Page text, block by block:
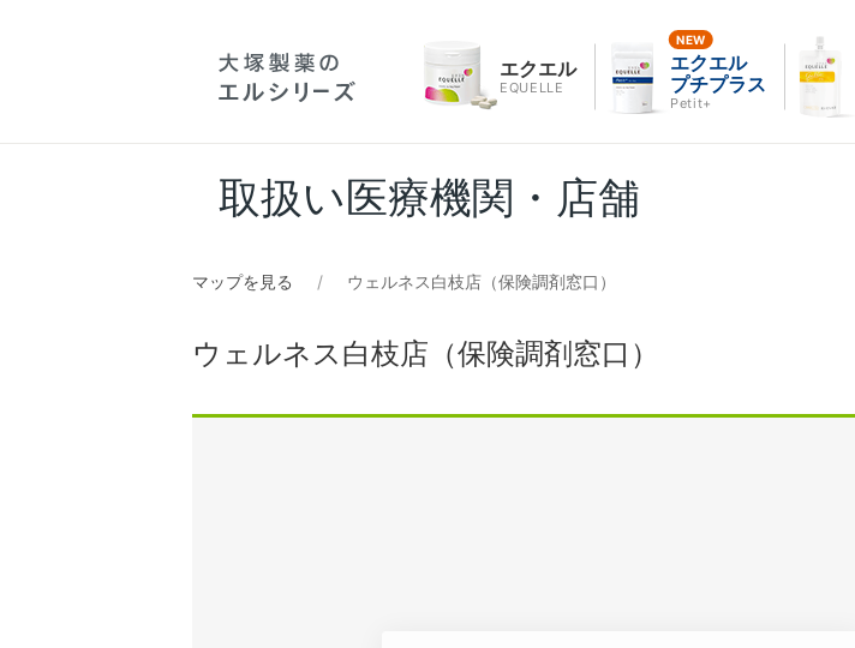
エクエル
EQUELLE
エクエル
プチプラス
Petit+
取扱い医療機関・店舗
マップを見る ウェルネス白枝店（保険調剤窓口）
ウェルネス白枝店（保険調剤窓口）